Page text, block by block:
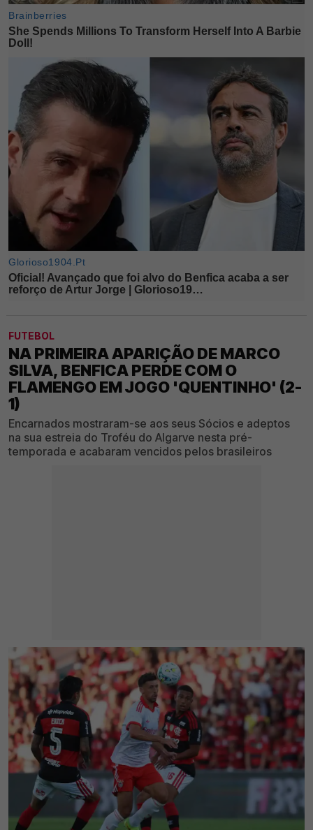
FUTEBOL
NA PRIMEIRA APARIÇÃO DE MARCO
SILVA, BENFICA PERDE COM O
FLAMENGO EM JOGO 'QUENTINHO' (2-
1)
Encarnados mostraram-se aos seus Sócios e adeptos
na sua estreia do Troféu do Algarve nesta pré-
temporada e acabaram vencidos pelos brasileiros